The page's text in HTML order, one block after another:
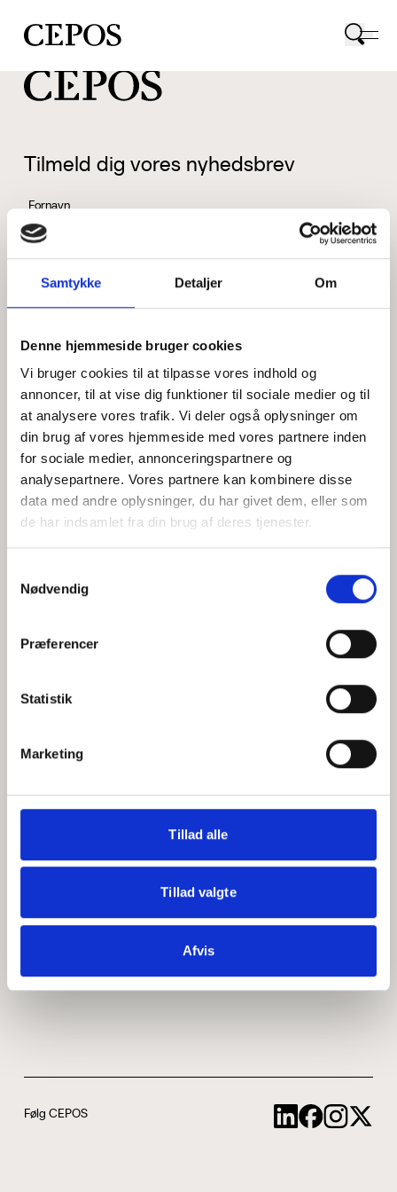
Samtykke Detaljer Om
Denne hjemmeside bruger cookies
Vi bruger cookies til at tilpasse vores indhold og
annoncer, til at vise dig funktioner til sociale medier og til
at analysere vores trafik. Vi deler også oplysninger om
din brug af vores hjemmeside med vores partnere inden
for sociale medier, annonceringspartnere og
analysepartnere. Vores partnere kan kombinere disse
data med andre oplysninger, du har givet dem, eller som
de har indsamlet fra din brug af deres tjenester.
Nødvendig
Præferencer
Statistik
Marketing
Tillad alle
Tillad valgte
Afvis
CEPOS logo
Tilmeld dig vores nyhedsbrev
Fornavn
Efternavn
Jeg accepterer behandlingen af mine personoplysninger i
henhold tilprivatlivspolitikken
Hvem er CEPOS
Medarbejdere
ABCepos
Podcast
Følg CEPOS